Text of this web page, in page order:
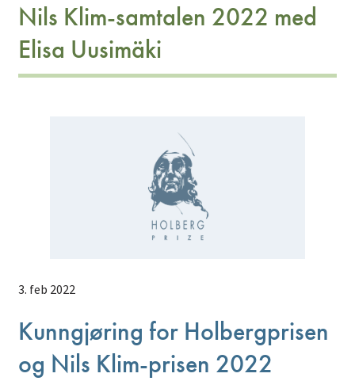
Nils Klim-samtalen 2022 med
Elisa Uusimäki
3. feb 2022
Kunngjøring for Holbergprisen
og Nils Klim-prisen 2022